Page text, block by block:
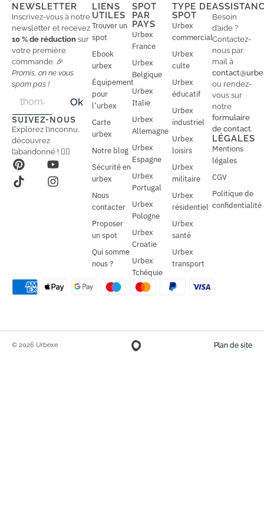
NEWSLETTER
Inscrivez-vous à notre
newsletter et recevez
10 % de réduction sur
votre première
commande. 🎉
Promis, on ne vous
spam pas !
a
i
l
a
i
l
*
Ok
SUIVEZ-NOUS
Explorez l’inconnu,
découvrez
l’abandonné ! 🕵️‍♂️
LIENS
UTILES
Trouver un
spot
Ebook
urbex
Équipement
pour
l’urbex
Carte
urbex
Notre blog
Sécurité en
urbex
Nous
contacter
Proposer
un spot
Qui somme
nous ?
SPOT
PAR
PAYS
Urbex
France
Urbex
Belgique
Urbex
Italie
Urbex
Allemagne
Urbex
Espagne
Urbex
Portugal
Urbex
Pologne
Urbex
Croatie
Urbex
Tchéquie
TYPE DE
SPOT
Urbex
commercial
Urbex
culte
Urbex
éducatif
Urbex
industriel
Urbex
loisirs
Urbex
militaire
Urbex
résidentiel
Urbex
santé
Urbex
transport
Besoin
d’aide ?
Contactez-
nous par
mail à
ou rendez-
vous sur
notre
formulaire
de contact.
LÉGALES
Mentions
légales
CGV
Politique de
confidentialité
© 2026 Urbexe Plan de site